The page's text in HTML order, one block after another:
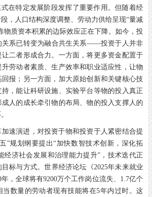
式在特定发展阶段发挥了重要作用。但随着经
，人口结构深度调整、劳动力供给呈现“量减
物质资本积累的边际效应正在下降。如今，投
关系已转变为融合共生关系——投资于人并非
二者形成合力。一方面，将更多资金配置于
升劳动者素质、生产效率和职业适应性，让物
回报；另一方面，加大原始创新和关键核心技
，能让科研设施、实验平台等物的投入真正
人的成长牵引物的布局、物的投入支撑人的
速演进，对投资于物和投资于人紧密结合提
”规划纲要提出“加快数智技术创新，深化拓
经济社会发展和治理能力提升”，技术迭代正
标与方式。世界经济论坛《2025年未来就业
，全球将有9200万个工作岗位流失、1.7亿个
当数量的劳动者现有技能将在5年内过时。这